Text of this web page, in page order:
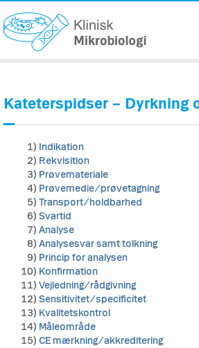
Kateterspidser – Dyrkning
1) Indikation
2) Rekvisition
3) Prøvemateriale
4) Prøvemedie/prøvetagning
5) Transport/holdbarhed
6) Svartid
7) Analyse
8) Analysesvar samt tolkning
9) Princip for analysen
10) Konfirmation
11) Vejledning/rådgivning
12) Sensitivitet/specificitet
13) Kvalitetskontrol
14) Måleområde
15) CE mærkning/akkreditering